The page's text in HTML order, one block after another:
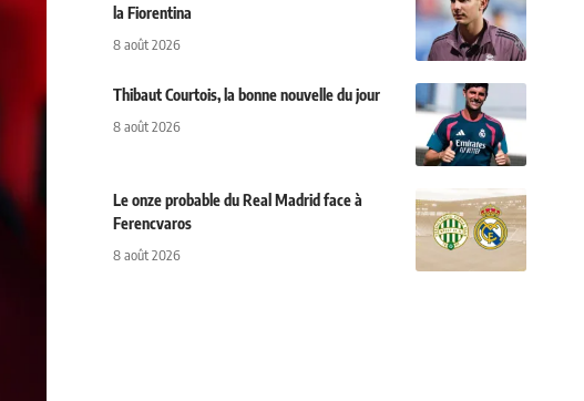
la Fiorentina
8 août 2026
Thibaut Courtois, la bonne nouvelle du jour
8 août 2026
Le onze probable du Real Madrid face à
Ferencvaros
8 août 2026